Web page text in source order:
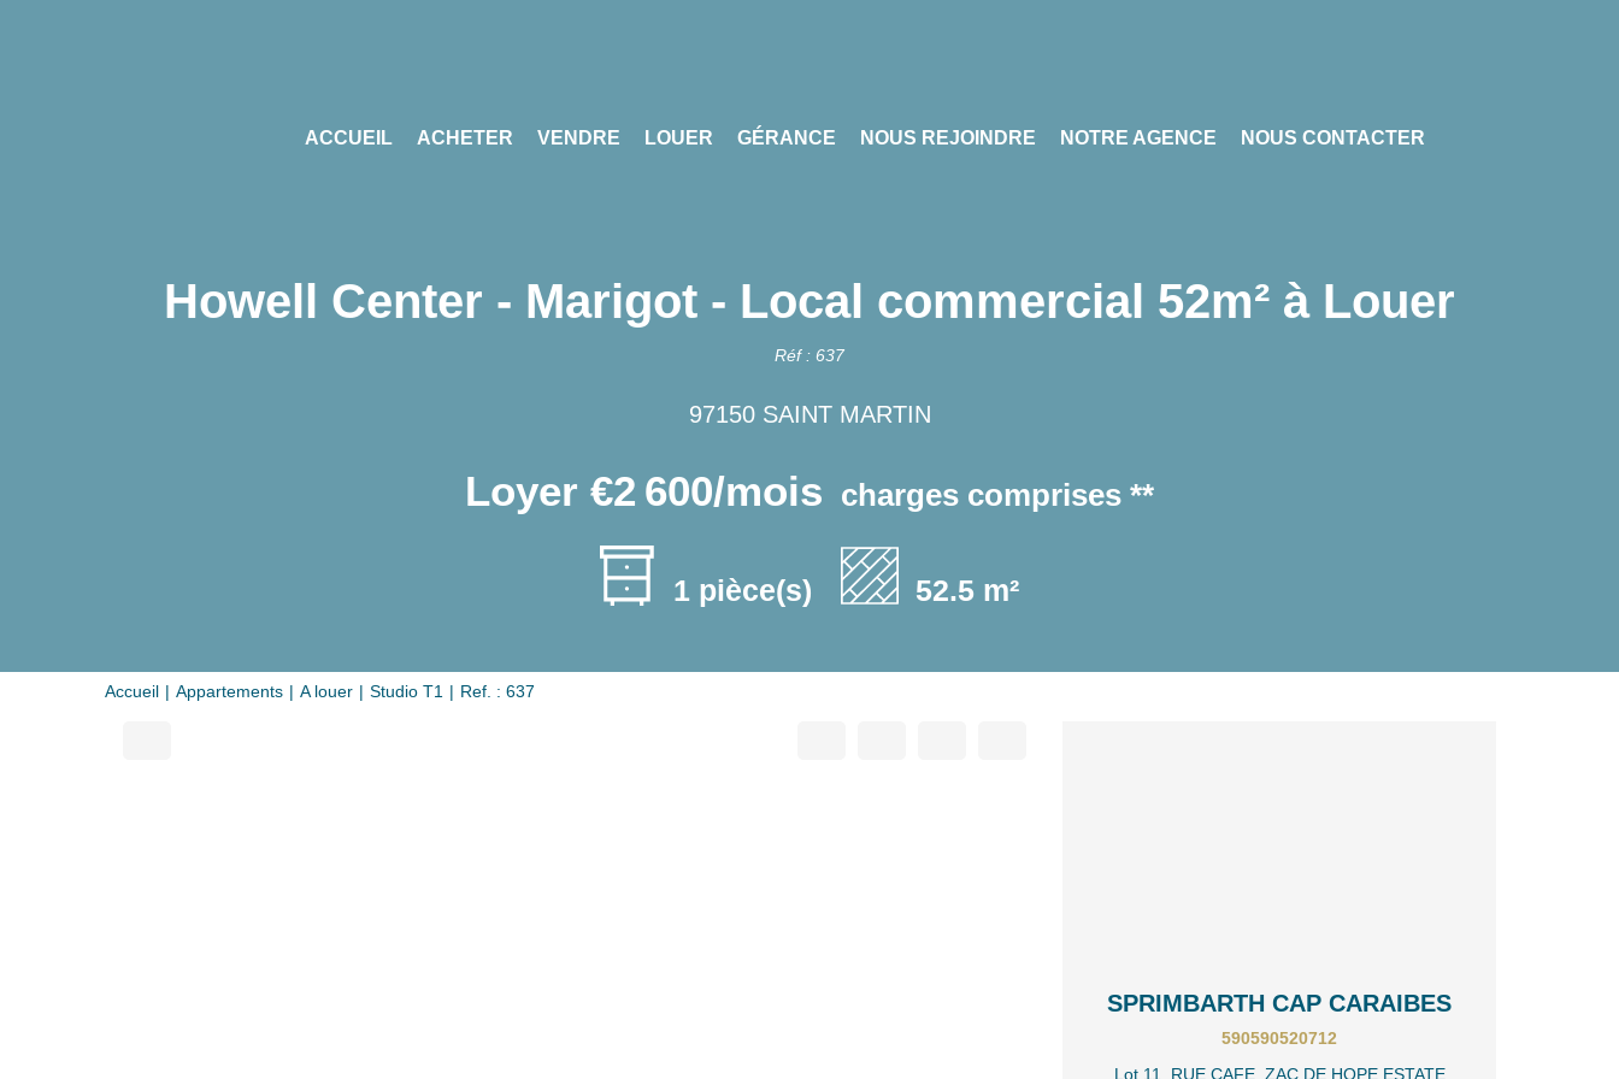
ACCUEIL ACHETER VENDRE LOUER GÉRANCE NOUS REJOINDRE NOTRE AGENCE NOUS CONTACTER
Howell Center - Marigot - Local commercial 52m² à Louer
Réf : 637
97150 SAINT MARTIN
Loyer €2 600/mois charges comprises **
1 pièce(s) 52.5 m²
Accueil Appartements A louer Studio T1 Ref. : 637
SPRIMBARTH CAP CARAIBES
590590520712
Lot 11, RUE CAFE, ZAC DE HOPE ESTATE